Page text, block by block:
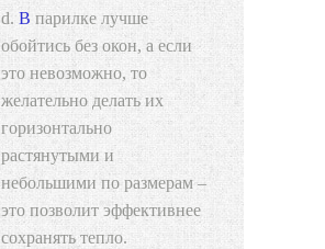
В парилке лучше
обойтись без окон, а если
это невозможно, то
желательно делать их
горизонтально
растянутыми и
небольшими по размерам –
это позволит эффективнее
сохранять тепло.